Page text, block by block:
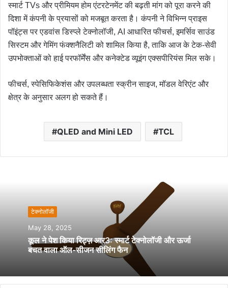
स्मार्ट TVs और प्रीमियम होम एंटरटेनमेंट की बढ़ती मांग को पूरा करने की
दिशा में कंपनी के प्रयासों को मजबूत करता है। कंपनी ने विभिन्न प्राइस
पॉइंट्स पर एडवांस डिस्प्ले टेक्नोलॉजी, AI आधारित फीचर्स, इमर्सिव साउंड
सिस्टम और गेमिंग फंक्शनैलिटी को शामिल किया है, ताकि आज के टेक-सेवी
उपभोक्ताओं को हाई परफॉर्मेंस और कनेक्टेड व्यूइंग एक्सपीरियंस मिल सके।
फीचर्स, स्पेसिफिकेशंस और उपलब्धता स्क्रीन साइज, मॉडल वेरिएंट और
क्षेत्र के अनुसार अलग हो सकते हैं।
QLED and Mini LED TCL
टेक्नोलॉजी
May 28, 2025
कूल ने पेश किया रिट्ज़ आर3: स्मार्ट टेक्नोलॉजी और ऊर्जा
बचत वाला ऑल-सीजन सीलिंग फैन